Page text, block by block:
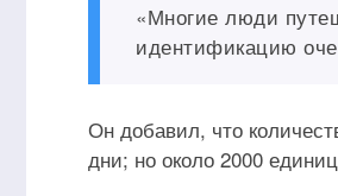
«Многие люди
идентификацию
Он добавил, что
дни; но около 2000